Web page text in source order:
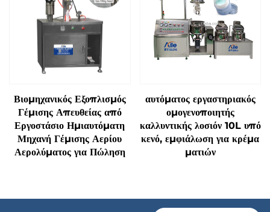
Βιομηχανικός Εξοπλισμός
Γέμισης Απευθείας από
Εργοστάσιο Ημιαυτόματη
Μηχανή Γέμισης Αερίου
Αερολύματος για Πώληση
αυτόματος εργαστηριακός
ομογενοποιητής
καλλυντικής λοσιόν 10L υπό
κενό, εμφιάλωση για κρέμα
ματιών